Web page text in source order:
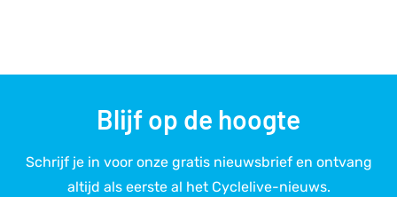
Blijf op de hoogte
Schrijf je in voor onze gratis nieuwsbrief en ontvang
altijd als eerste al het Cyclelive-nieuws.